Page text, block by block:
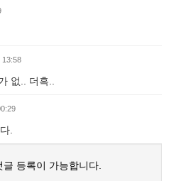
없.. 더흑..
.
등록이 가능합니다.